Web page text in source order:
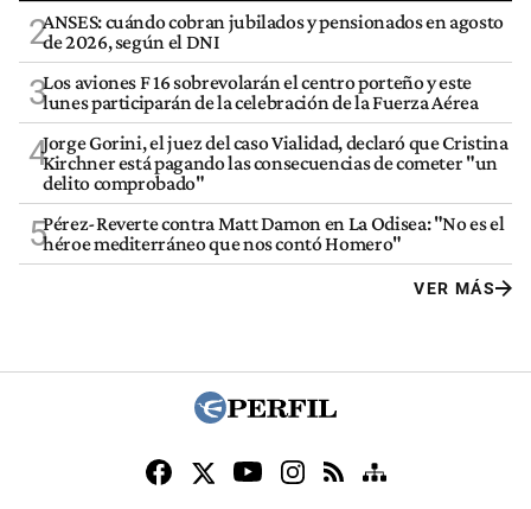
2ANSES: cuándo cobran jubilados y pensionados en agosto
de 2026, según el DNI
3Los aviones F 16 sobrevolarán el centro porteño y este
lunes participarán de la celebración de la Fuerza Aérea
4Jorge Gorini, el juez del caso Vialidad, declaró que Cristina
Kirchner está pagando las consecuencias de cometer "un
delito comprobado"
5Pérez-Reverte contra Matt Damon en La Odisea: "No es el
héroe mediterráneo que nos contó Homero"
VER MÁS